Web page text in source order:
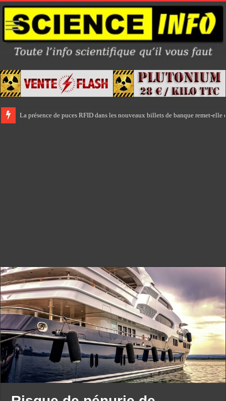
La présence de puces RFID dans les nouveaux billets de banque remet-